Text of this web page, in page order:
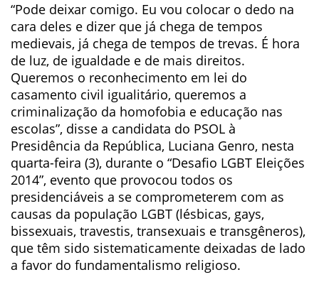
“Pode deixar comigo. Eu vou colocar o dedo na
cara deles e dizer que já chega de tempos
medievais, já chega de tempos de trevas. É hora
de luz, de igualdade e de mais direitos.
Queremos o reconhecimento em lei do
casamento civil igualitário, queremos a
criminalização da homofobia e educação nas
escolas”, disse a candidata do PSOL à
Presidência da República, Luciana Genro, nesta
quarta-feira (3), durante o “Desafio LGBT Eleições
2014”, evento que provocou todos os
presidenciáveis a se comprometerem com as
causas da população LGBT (lésbicas, gays,
bissexuais, travestis, transexuais e transgêneros),
que têm sido sistematicamente deixadas de lado
a favor do fundamentalismo religioso.